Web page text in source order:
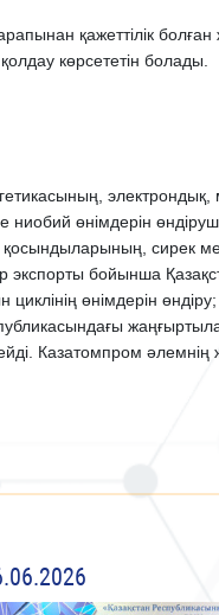
қажеттілік болған
көрсететін болады.
электрондық,
өнімдерін
сирек
бойынша
өнімдерін
Казатомпром әлемнің